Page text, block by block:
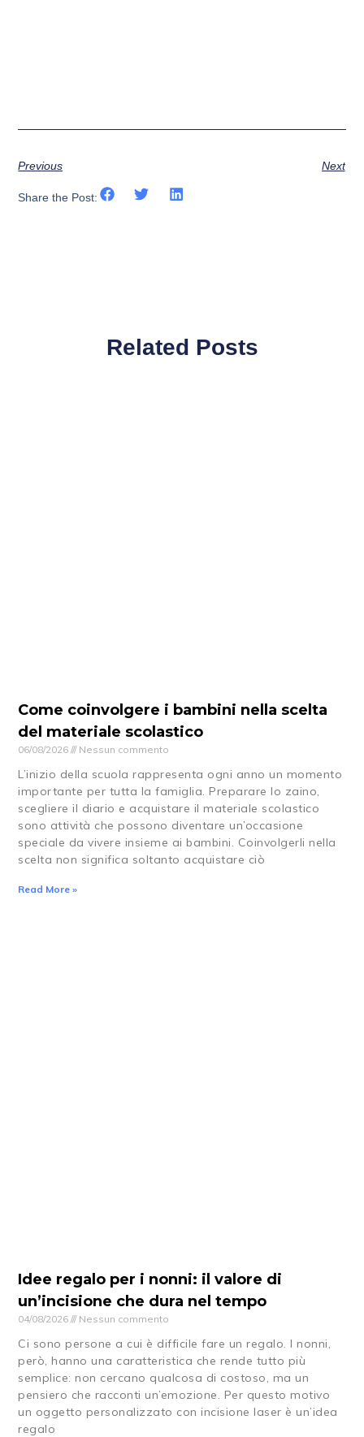
Previous Next
Share the Post:
Related Posts
Come coinvolgere i bambini nella scelta
del materiale scolastico
06/08/2026 Nessun commento
L’inizio della scuola rappresenta ogni anno un momento
importante per tutta la famiglia. Preparare lo zaino,
scegliere il diario e acquistare il materiale scolastico
sono attività che possono diventare un’occasione
speciale da vivere insieme ai bambini. Coinvolgerli nella
scelta non significa soltanto acquistare ciò
Read More »
Idee regalo per i nonni: il valore di
un’incisione che dura nel tempo
04/08/2026 Nessun commento
Ci sono persone a cui è difficile fare un regalo. I nonni,
però, hanno una caratteristica che rende tutto più
semplice: non cercano qualcosa di costoso, ma un
pensiero che racconti un’emozione. Per questo motivo
un oggetto personalizzato con incisione laser è un’idea
regalo